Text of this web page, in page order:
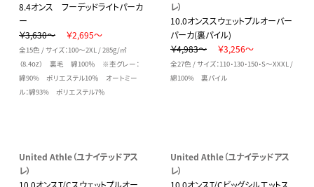
8.4オンス フーデッドライトパーカ
ー
￥3,630～
￥2,695～
全15色 / サイズ：100～2XL / 285g/㎡
（8.4oz） 裏毛 綿100％ ※杢グレー：
綿90% ポリエステル10％ オートミー
ル：綿93% ポリエステル7％
レ）
10.0オンススウェットプルオーバー
パーカ(裏パイル)
￥4,983～
￥3,256～
全27色 / サイズ：110・130・150・S～XXXL /
綿100% 裏パイル
United Athle（ユナイテッドアス
レ）
10.0オンスT/Cスウェットプルオー
United Athle（ユナイテッドアス
レ）
10.0オンスT/Cビッグシルエットス